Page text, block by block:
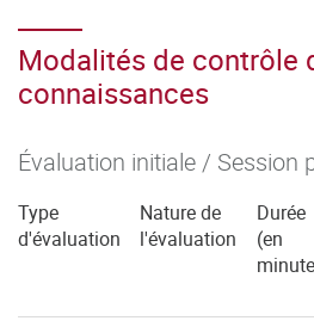
Modalités de contrôle
connaissances
Évaluation initiale / Session
Type
d'évaluation
Nature de
l'évaluation
Durée
(en